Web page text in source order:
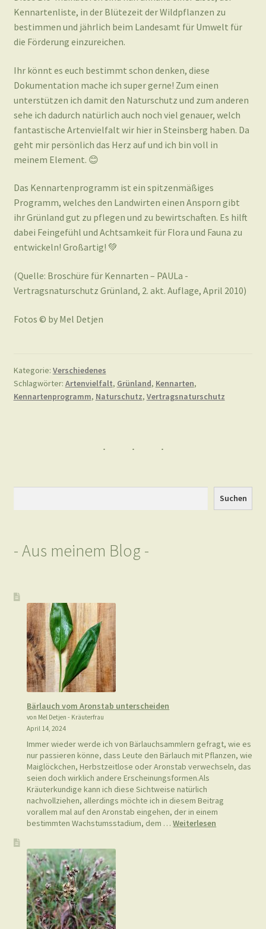
Kennartenliste, in der Blütezeit der Wildpflanzen zu
bestimmen und jährlich beim Landesamt für Umwelt für
die Förderung einzureichen.
Ihr könnt es euch bestimmt schon denken, diese
Dokumentation mache ich super gerne! Zum einen
unterstützen ich damit den Naturschutz und zum anderen
sehe ich dadurch natürlich auch noch viel genauer, welch
fantastische Artenvielfalt wir hier in Steinsberg haben. Da
geht mir persönlich das Herz auf und ich bin voll in
meinem Element. 😊
Das Kennartenprogramm ist ein spitzenmäßiges
Programm, welches den Landwirten einen Ansporn gibt
ihr Grünland gut zu pflegen und zu bewirtschaften. Es hilft
dabei Feingefühl und Achtsamkeit für Flora und Fauna zu
entwickeln! Großartig! 💚
(Quelle: Broschüre für Kennarten – PAULa -
Vertragsnaturschutz Grünland, 2. akt. Auflage, April 2010)
Fotos © by Mel Detjen
Kategorie: Verschiedenes
Schlagwörter: Artenvielfalt, Grünland, Kennarten,
Kennartenprogramm, Naturschutz, Vertragsnaturschutz
Suchen
- Aus meinem Blog -
Bärlauch vom Aronstab unterscheiden
von Mel Detjen - Kräuterfrau
April 14, 2024
Immer wieder werde ich von Bärlauchsammlern gefragt, wie es
nur passieren könne, dass Leute den Bärlauch mit Pflanzen, wie
Maiglöckchen, Herbstzeitlose oder Aronstab verwechseln, das
seien doch wirklich andere Erscheinungsformen.Als
Kräuterkundige kann ich diese Sichtweise natürlich
nachvollziehen, allerdings möchte ich in diesem Beitrag
vorallem mal auf den Aronstab eingehen, der in einem
bestimmten Wachstumsstadium, dem …Weiterlesen